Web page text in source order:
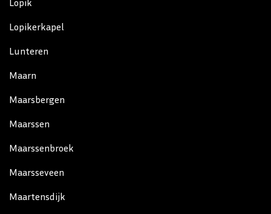
Lopik
Lopikerkapel
Lunteren
Maarn
Maarsbergen
Maarssen
Maarssenbroek
Maarsseveen
Maartensdijk